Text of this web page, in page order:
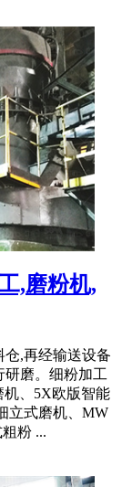
,磨粉机,
,再经输送设备
研磨。细粉加工
、5X欧版智能
立式磨机、MW
粉 ...